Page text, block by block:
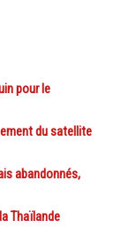
pour le
du satellite
abandonnés,
Thaïlande